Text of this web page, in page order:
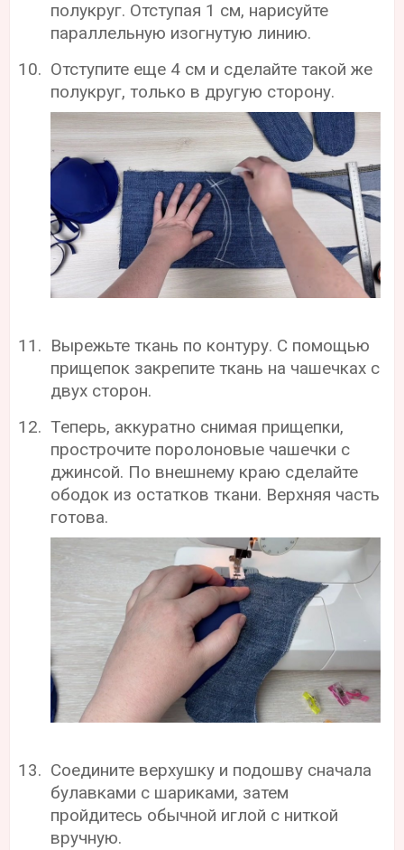
полукруг. Отступая 1 см, нарисуйте
параллельную изогнутую линию.
Отступите еще 4 см и сделайте такой же
полукруг, только в другую сторону.
Вырежьте ткань по контуру. С помощью
прищепок закрепите ткань на чашечках с
двух сторон.
Теперь, аккуратно снимая прищепки,
прострочите поролоновые чашечки с
джинсой. По внешнему краю сделайте
ободок из остатков ткани. Верхняя часть
готова.
Соедините верхушку и подошву сначала
булавками с шариками, затем
пройдитесь обычной иглой с ниткой
вручную.